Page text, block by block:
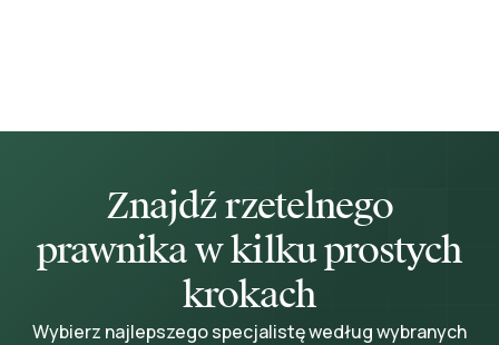
Znajdź rzetelnego
prawnika w kilku prostych
krokach
Wybierz najlepszego specjalistę według wybranych